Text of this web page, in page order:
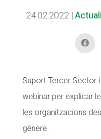
24.02.2022 |
Suport Tercer Sector
webinar per explicar
les organitzacions
gènere.
CONEIX FUNDESPLAI
La Fundació
CONEIX FUNDESPLAI
La Fundació